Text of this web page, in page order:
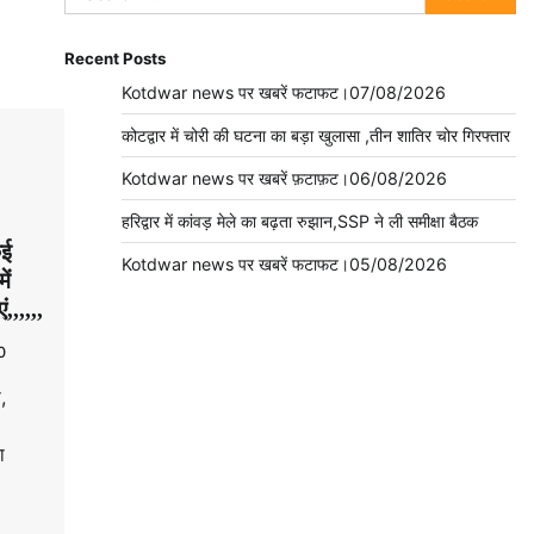
for:
Recent Posts
Kotdwar news पर खबरें फटाफट।07/08/2026
कोटद्वार में चोरी की घटना का बड़ा खुलासा ,तीन शातिर चोर गिरफ्तार
Kotdwar news पर खबरें फ़टाफ़ट।06/08/2026
हरिद्वार में कांवड़ मेले का बढ़ता रुझान,SSP ने ली समीक्षा बैठक
Kotdwar news पर खबरें फटाफट।05/08/2026